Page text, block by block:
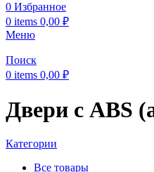
0 Избранное
0 items 0,00 ₽
Меню
Поиск
0 items 0,00 ₽
Двери с ABS
Категории
Все товары